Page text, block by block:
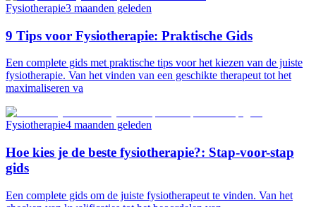
Fysiotherapie3 maanden geleden
9 Tips voor Fysiotherapie: Praktische Gids
Een complete gids met praktische tips voor het kiezen van de juiste
fysiotherapie. Van het vinden van een geschikte therapeut tot het
maximaliseren va
Fysiotherapie4 maanden geleden
Hoe kies je de beste fysiotherapie?: Stap-voor-stap
gids
Een complete gids om de juiste fysiotherapeut te vinden. Van het